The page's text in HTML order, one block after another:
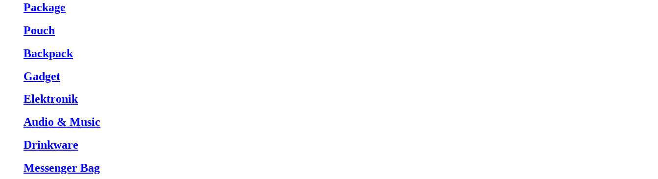
Package
Pouch
Backpack
Gadget
Elektronik
Audio & Music
Drinkware
Messenger Bag